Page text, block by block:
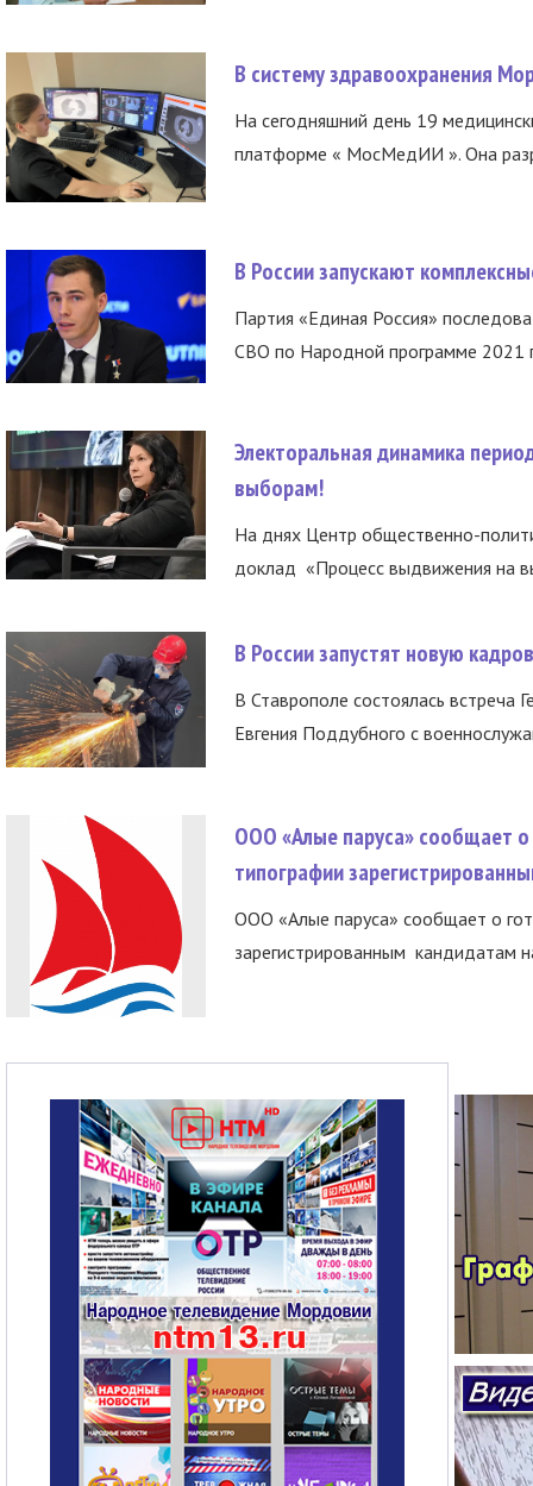
В систему здравоохранения
На сегодняшний день 19
платформе « МосМедИИ ». Она
В России запускают
Партия «Единая Россия»
СВО по Народной программе 2021
Электоральная динамика
выборам!
На днях Центр общественно-
доклад «Процесс выдвижения на
В России запустят новую
В Ставрополе состоялась встреча
Евгения Поддубного с
ООО «Алые паруса» сообщает о
типографии
ООО «Алые паруса» сообщает о
зарегистрированным кандидатам